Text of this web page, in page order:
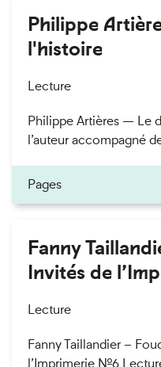
Philippe
l'histoire
Lecture
Philippe Artières — Le
l’auteur accompagné
Pages
Fanny
Invités de
Lecture
Fanny Taillandier –
l’Imprimerie n°6